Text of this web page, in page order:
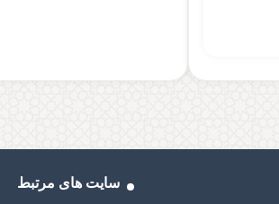
سایت های مرتبط